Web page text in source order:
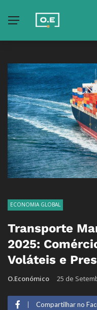
ECONOMIA GLOBAL
Transporte
2025:
Voláteis e
O.Económico 25 de
Compartilhar no